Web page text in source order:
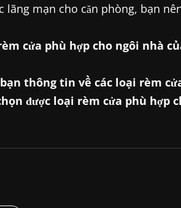
lãng mạn cho căn phòng, bạn
cửa phù hợp cho ngôi nhà
thông tin về các loại rèm
được loại rèm cửa phù hợp